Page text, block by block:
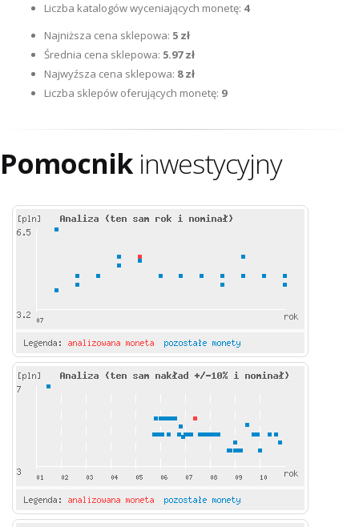
Liczba katalogów wyceniających monetę: 4
Najniższa cena sklepowa: 5 zł
Średnia cena sklepowa: 5.97 zł
Najwyźsza cena sklepowa: 8 zł
Liczba sklepów oferujących monetę: 9
Pomocnikinwestycyjny